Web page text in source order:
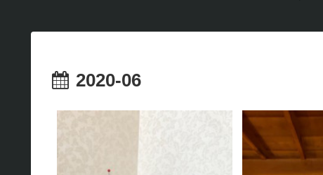
2020-06